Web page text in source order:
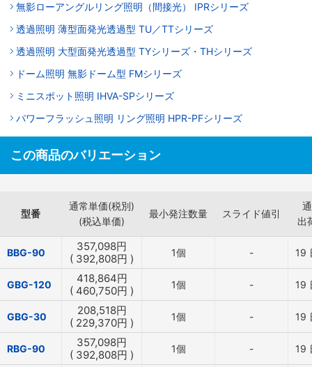
無影ローアングルリング照明（間接光） IPRシリーズ
透過照明 薄型面発光透過型 TU／TTシリーズ
透過照明 大型面発光透過型 TYシリーズ・THシリーズ
ドーム照明 無影ドーム型 FMシリーズ
ミニスポット照明 IHVA-SPシリーズ
パワーフラッシュ照明 リング照明 HPR-PFシリーズ
この商品のバリエーション
型番
通常単価(税別)
(税込単価)
最小発注数量 スライド値引
出
BBG-90 357,098円
( 392,808円 ) 1個 - 19
GBG-120 418,864円
( 460,750円 ) 1個 - 19
GBG-30 208,518円
( 229,370円 ) 1個 - 19
RBG-90 357,098円
( 392,808円 ) 1個 - 19